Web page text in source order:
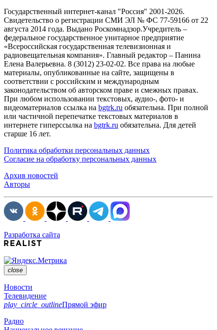
Государственный интернет-канал "Россия" 2001-2026.
Cвидетельство о регистрации СМИ ЭЛ № ФС 77-59166 от 22
августа 2014 года. Выдано Роскомнадзор.Учредитель –
федеральное государственное унитарное предприятие
«Всероссийская государственная телевизионная и
радиовещательная компания». Главный редактор – Панина
Елена Валерьевна. 8 (3012) 23-02-02. Все права на любые
материалы, опубликованные на сайте, защищены в
соответствии с российским и международным
законодательством об авторском праве и смежных правах.
При любом использовании текстовых, аудио-, фото- и
видеоматериалов ссылка на bgtrk.ru обязательна. При полной
или частичной перепечатке текстовых материалов в
интернете гиперссылка на bgtrk.ru обязательна. Для детей
старше 16 лет.
Политика обработки персональных данных
Согласие на обработку персональных данных
Архив новостей
Авторы
Разработка сайта
close
Новости
Телевидение
play_circle_outlineПрямой эфир
Радио